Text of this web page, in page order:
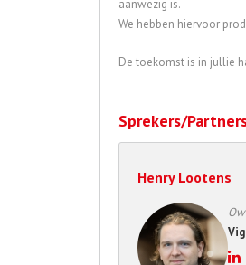
aanwezig is.
We hebben hiervoor
De toekomst is in jullie
Sprekers/
Henry Lootens